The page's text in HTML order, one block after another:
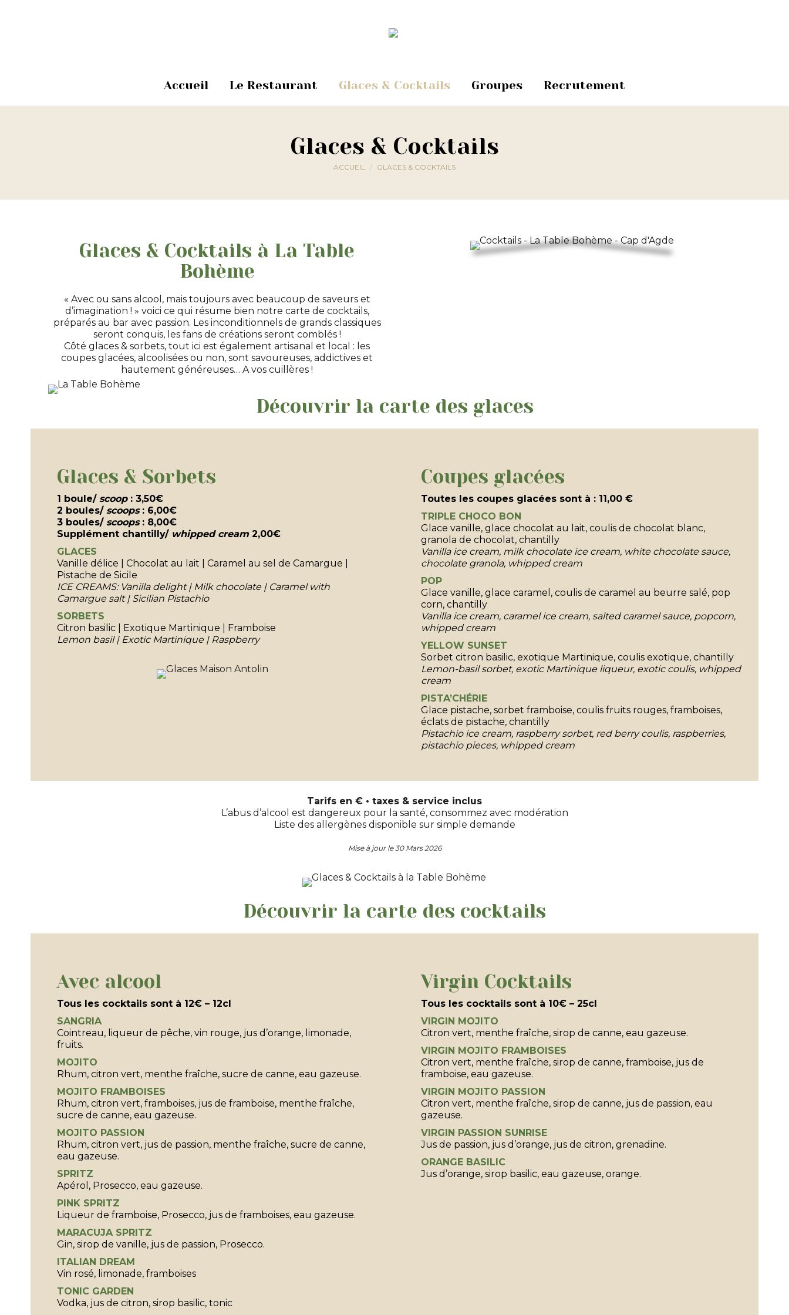
Accueil Le Restaurant Glaces & Cocktails Groupes Recrutement
Glaces & Cocktails
Vous êtes ici :
ACCUEIL GLACES & COCKTAILS
Glaces & Cocktails à La Table
Bohème
« Avec ou sans alcool, mais toujours avec beaucoup de saveurs et
d’imagination ! » voici ce qui résume bien notre carte de cocktails,
préparés au bar avec passion. Les inconditionnels de grands classiques
seront conquis, les fans de créations seront comblés !
Côté glaces & sorbets, tout ici est également artisanal et local : les
coupes glacées, alcoolisées ou non, sont savoureuses, addictives et
hautement généreuses… A vos cuillères !
Découvrir la carte des glaces
Glaces & Sorbets
1 boule/ scoop: 3,50€
2 boules/ scoops: 6,00€
3 boules/ scoops: 8,00€
Supplément chantilly/ whipped cream 2,00€
GLACES
Vanille délice | Chocolat au lait | Caramel au sel de Camargue |
Pistache de Sicile
ICE CREAMS: Vanilla delight | Milk chocolate | Caramel with
Camargue salt | Sicilian Pistachio
SORBETS
Citron basilic | Exotique Martinique | Framboise
Lemon basil | Exotic Martinique | Raspberry
Coupes glacées
Toutes les coupes glacées sont à : 11,00 €
TRIPLE CHOCO BON
Glace vanille, glace chocolat au lait, coulis de chocolat blanc,
granola de chocolat, chantilly
Vanilla ice cream, milk chocolate ice cream, white chocolate sauce,
chocolate granola, whipped cream
POP
Glace vanille, glace caramel, coulis de caramel au beurre salé, pop
corn, chantilly
Vanilla ice cream, caramel ice cream, salted caramel sauce, popcorn,
whipped cream
YELLOW SUNSET
Sorbet citron basilic, exotique Martinique, coulis exotique, chantilly
Lemon-basil sorbet, exotic Martinique liqueur, exotic coulis, whipped
cream
PISTA’CHÉRIE
Glace pistache, sorbet framboise, coulis fruits rouges, framboises,
éclats de pistache, chantilly
Pistachio ice cream, raspberry sorbet, red berry coulis, raspberries,
pistachio pieces, whipped cream
Tarifs en € • taxes & service inclus
L’abus d’alcool est dangereux pour la santé, consommez avec modération
Liste des allergènes disponible sur simple demande
Mise à jour le 30 Mars 2026
Découvrir la carte des cocktails
Avec alcool
Tous les cocktails sont à 12€ – 12cl
SANGRIA
Cointreau, liqueur de pêche, vin rouge, jus d’orange, limonade,
fruits.
MOJITO
Rhum, citron vert, menthe fraîche, sucre de canne, eau gazeuse.
MOJITO FRAMBOISES
Rhum, citron vert, framboises, jus de framboise, menthe fraîche,
sucre de canne, eau gazeuse.
MOJITO PASSION
Rhum, citron vert, jus de passion, menthe fraîche, sucre de canne,
eau gazeuse.
SPRITZ
Apérol, Prosecco, eau gazeuse.
PINK SPRITZ
Liqueur de framboise, Prosecco, jus de framboises, eau gazeuse.
MARACUJA SPRITZ
Gin, sirop de vanille, jus de passion, Prosecco.
ITALIAN DREAM
Vin rosé, limonade, framboises
TONIC GARDEN
Vodka, jus de citron, sirop basilic, tonic
Virgin Cocktails
Tous les cocktails sont à 10€ – 25cl
VIRGIN MOJITO
Citron vert, menthe fraîche, sirop de canne, eau gazeuse.
VIRGIN MOJITO FRAMBOISES
Citron vert, menthe fraîche, sirop de canne, framboise, jus de
framboise, eau gazeuse.
VIRGIN MOJITO PASSION
Citron vert, menthe fraîche, sirop de canne, jus de passion, eau
gazeuse.
VIRGIN PASSION SUNRISE
Jus de passion, jus d’orange, jus de citron, grenadine.
ORANGE BASILIC
Jus d’orange, sirop basilic, eau gazeuse, orange.